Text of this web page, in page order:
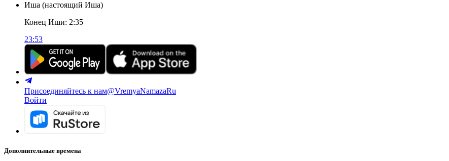
Иша (настоящий Иша)
Конец Иши: 2:35
23:53
Присоединяйтесь к нам@VremyaNamazaRu
Войти
Дополнительные времена